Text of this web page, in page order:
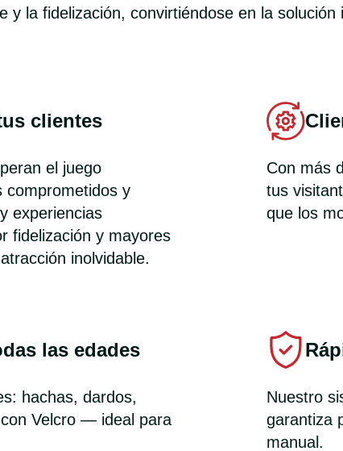
y la fidelización, convirtiéndose en la
clientes
el juego
comprometidos y
experiencias
fidelización y mayores
inolvidable.
Con más
tus
que los
las edades
hachas, dardos,
Velcro — ideal para
Nuestro
garantiza
manual.